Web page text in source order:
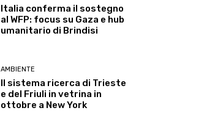
Italia conferma il sostegno
al WFP: focus su Gaza e hub
umanitario di Brindisi
AMBIENTE
Il sistema ricerca di Trieste
e del Friuli in vetrina in
ottobre a New York